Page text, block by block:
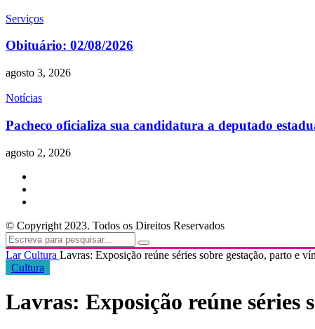
Serviços
Obituário: 02/08/2026
agosto 3, 2026
Notícias
Pacheco oficializa sua candidatura a deputado
agosto 2, 2026
© Copyright 2023. Todos os Direitos Reservados
LarCultura Lavras: Exposição reúne séries sobre gestação, parto e
Cultura
Lavras: Exposição reúne séries